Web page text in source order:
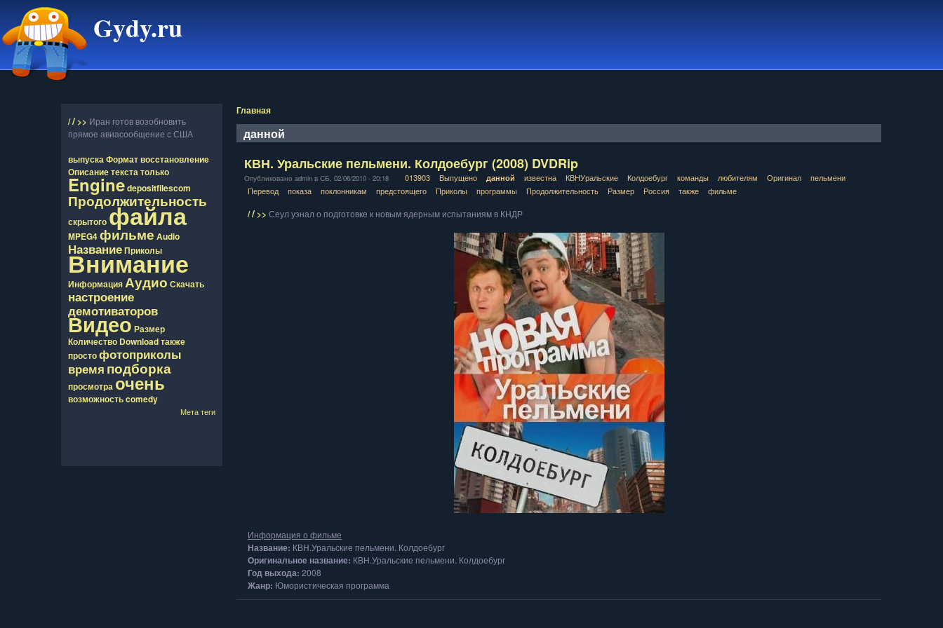
Gydy.ru
// >> Иран готов возобновить
прямое авиасообщение с США
выпускаФорматвосcтановление
Описаниетекстатолько
Enginedepositfilescom
Продолжительность
скрытогофайла
MPEG4фильме Audio
НазваниеПриколы
Внимание
ИнформацияАудио Скачать
настроение
демотиваторов
ВидеоРазмер
Количество Downloadтакже
простофотоприколы
время подборка
просмотра очень
возможностьcomedy
Мета теги
Главная
данной
КВН. Уральские пельмени. Колдоебург (2008) DVDRip
Опубликовано admin в СБ, 02/06/2010 - 20:18 013903 Выпущено данной известна КВНУральские Колдоебург команды любителям Оригинал
пельмени
Перевод
показа поклонникам предстоящего Приколы программы Продолжительность Размер Россия также фильме
// >>Сеул узнал о подготовке к новым ядерным испытаниям в КНДР
Информация о фильме
Название: КВН.Уральские пельмени. Колдоебург
Оригинальное название: КВН.Уральские пельмени. Колдоебург
Год выхода: 2008
Жанр: Юмористическая программа